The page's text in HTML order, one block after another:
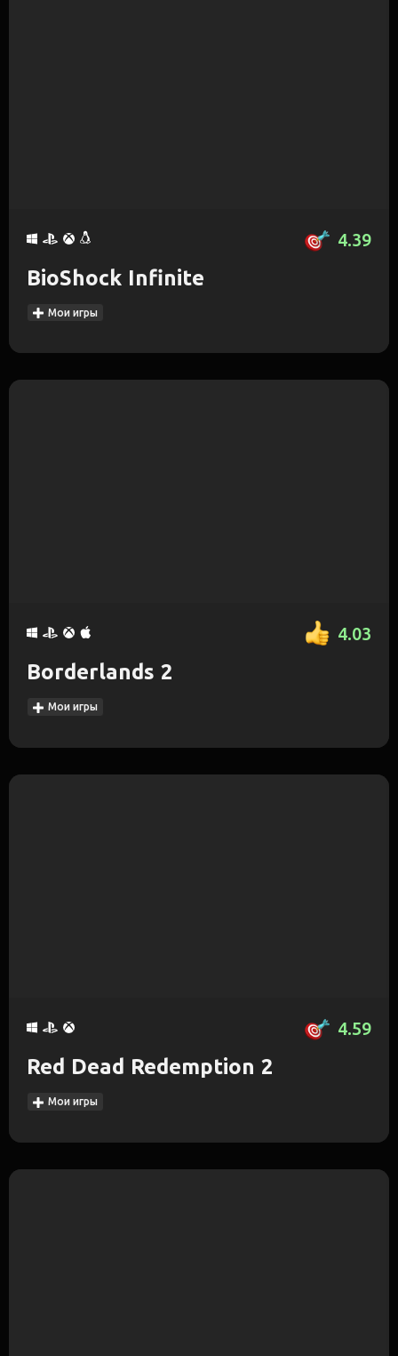
4.39
BioShock Infinite
Мои игры
4.03
Borderlands 2
Мои игры
4.59
Red Dead Redemption 2
Мои игры